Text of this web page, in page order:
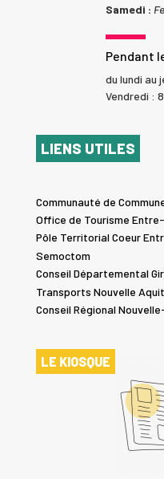
Samedi :
Pendant
du lundi au
Vendredi :
LIENS UTILES
Communauté de
Office de Tourisme
Pôle Territorial Coeur
Semoctom
Conseil Départemental
Transports Nouvelle
Conseil Régional
LE KIOSQUE